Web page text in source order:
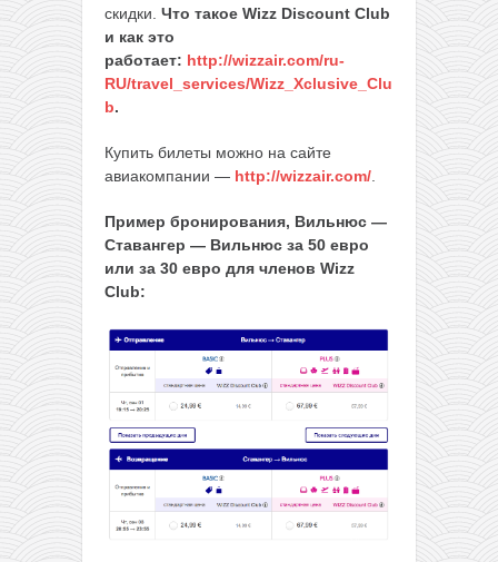
скидки. Что такое Wizz Discount Club
и как это
работает: http://wizzair.com/ru-
RU/travel_services/Wizz_Xclusive_Clu
b.
Купить билеты можно на сайте
авиакомпании — http://wizzair.com/
Пример бронирования, Вильнюс —
Ставангер — Вильнюс за 50 евро
или за 30 евро для членов Wizz
Club: